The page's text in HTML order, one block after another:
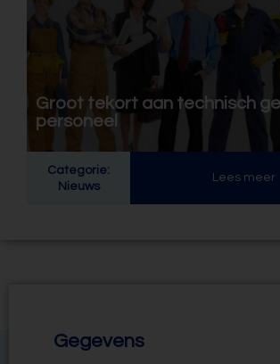
Groot tekort aan technisch
personeel
Categorie:
Nieuws
Lees meer
Gegevens